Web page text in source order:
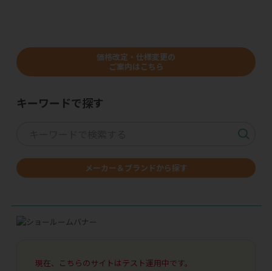
価格改定・仕様変更の
ご案内はこちら
キーワードで探す
メーカー＆ブランドから探す
現在、こちらのサイトはテスト運用中です。